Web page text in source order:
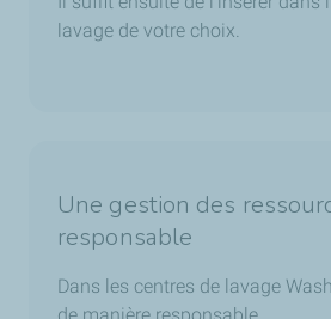
lavage de votre choix.
Une gestion des
responsable
Dans les centres de lavage